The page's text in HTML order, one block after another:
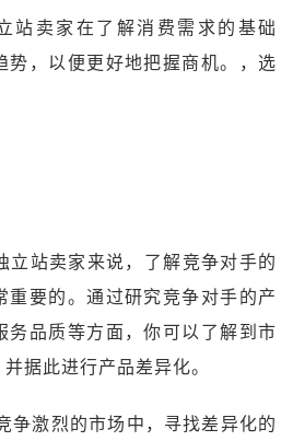
站卖家在了解消费需求的基础
势，以便更好地把握商机。，选
立站卖家来说，了解竞争对手的
重要的。通过研究竞争对手的产
务品质等方面，你可以了解到市
据此进行产品差异化。
争激烈的市场中，寻找差异化的